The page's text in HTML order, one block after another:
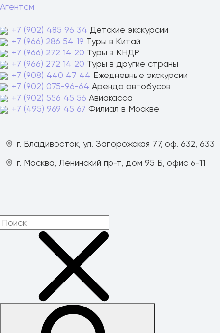
Агентам
+7 (902) 485 96 34 Детские экскурсии
+7 (966) 286 54 19 Туры в Китай
+7 (966) 272 14 20 Туры в КНДР
+7 (966) 272 14 20 Туры в другие страны
+7 (908) 440 47 44 Ежедневные экскурсии
+7 (902) 075-96-64 Аренда автобусов
+7 (902) 556 45 56 Авиакасса
+7 (495) 969 45 67 Филиал в Москве
г. Владивосток, ул. Запорожская 77, оф. 632, 633
г. Москва, Ленинский пр-т, дом 95 Б, офис 6-11